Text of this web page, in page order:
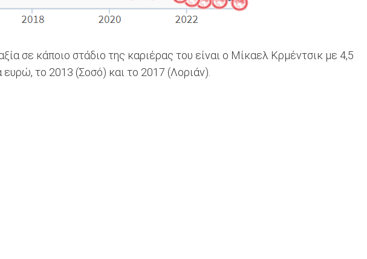
σε κάποιο στάδιο της καριέρας του είναι ο Μίκαελ Κρμέντσικ με 4,5
το 2013 (Σοσό) και το 2017 (Λοριάν).